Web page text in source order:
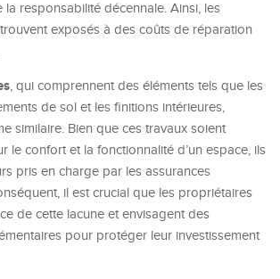
la responsabilité décennale. Ainsi, les
exposés à des coûts de réparation
, qui comprennent des éléments tels que les
de sol et les finitions intérieures,
similaire. Bien que ces travaux soient
le confort et la fonctionnalité d’un espace, ils
pris en charge par les assurances
il est crucial que les propriétaires
de cette lacune et envisagent des
pour protéger leur investissement